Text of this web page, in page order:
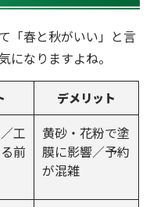
「春と秋がいい」と言
になりますよね。
デメリット
工
前
黄砂・花粉で塗
膜に影響／予約
が混雑